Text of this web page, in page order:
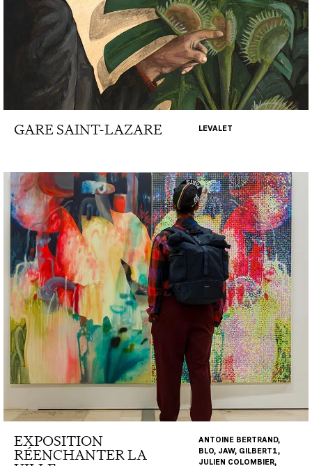
GARE SAINT-LAZARE LEVALET
EXPOSITION
RÉENCHANTER LA
ANTOINE BERTRAND,
BLO, JAW, GILBERT1,
JULIEN COLOMBIER,